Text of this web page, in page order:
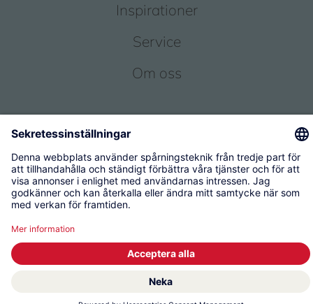
Inspirationer
Service
Om oss
© 2026 KWC Group Management AG
Användarvillkor
Administratör
Skydd av personuppgifter